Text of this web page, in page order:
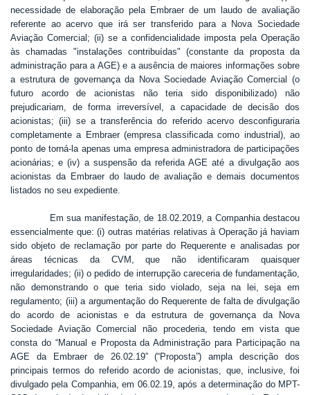
necessidade de elaboração pela Embraer de um laudo de avaliação
referente ao acervo que irá ser transferido para a Nova Sociedade
Aviação Comercial; (ii) se a confidencialidade imposta pela Operação
às chamadas "instalações contribuídas" (constante da proposta da
administração para a AGE) e a ausência de maiores informações sobre
a estrutura de governança da Nova Sociedade Aviação Comercial (o
futuro acordo de acionistas não teria sido disponibilizado) não
prejudicariam, de forma irreversível, a capacidade de decisão dos
acionistas; (iii) se a transferência do referido acervo desconfiguraria
completamente a Embraer (empresa classificada como industrial), ao
ponto de torná-la apenas uma empresa administradora de participações
acionárias; e (iv) a suspensão da referida AGE até a divulgação aos
acionistas da Embraer do laudo de avaliação e demais documentos
listados no seu expediente.
Em sua manifestação, de 18.02.2019, a Companhia destacou
essencialmente que: (i) outras matérias relativas à Operação já haviam
sido objeto de reclamação por parte do Requerente e analisadas por
áreas técnicas da CVM, que não identificaram quaisquer
irregularidades; (ii) o pedido de interrupção careceria de fundamentação,
não demonstrando o que teria sido violado, seja na lei, seja em
regulamento; (iii) a argumentação do Requerente de falta de divulgação
do acordo de acionistas e da estrutura de governança da Nova
Sociedade Aviação Comercial não procederia, tendo em vista que
consta do “Manual e Proposta da Administração para Participação na
AGE da Embraer de 26.02.19” (“Proposta”) ampla descrição dos
principais termos do referido acordo de acionistas, que, inclusive, foi
divulgado pela Companhia, em 06.02.19, após a determinação do MPT-